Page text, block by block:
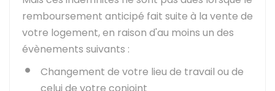
remboursement anticipé fait suite à la vente de
votre logement, en raison d'au moins un des
évènements suivants :
Changement de votre lieu de travail ou de